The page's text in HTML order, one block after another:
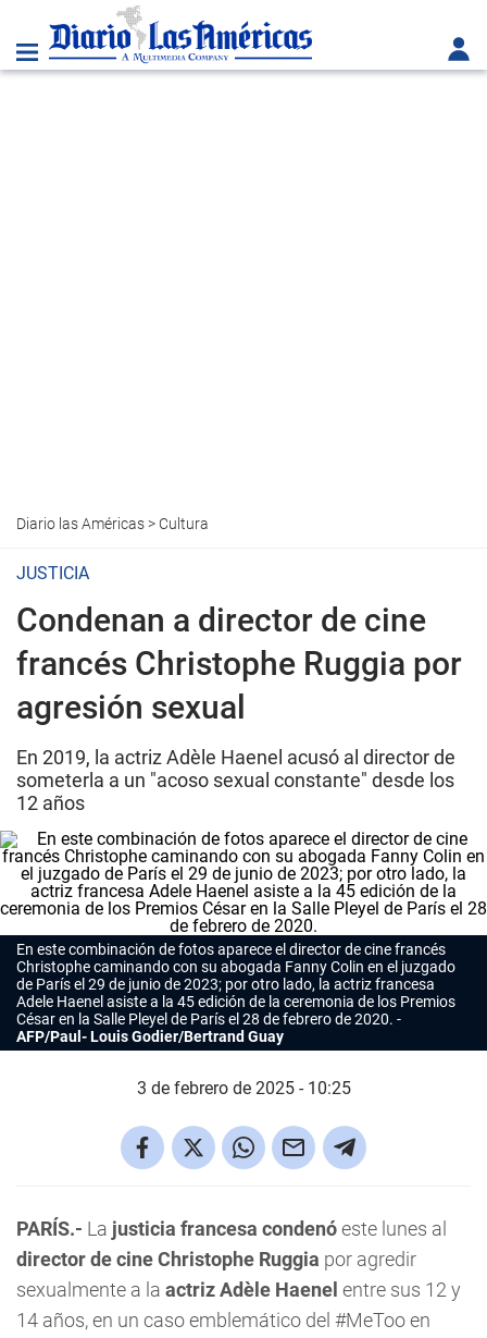
Diario las Américas> Cultura
JUSTICIA
Condenan a director de cine
francés Christophe Ruggia por
agresión sexual
En 2019, la actriz Adèle Haenel acusó al director de
someterla a un "acoso sexual constante" desde los
12 años
En este combinación de fotos aparece el director de cine francés
Christophe caminando con su abogada Fanny Colin en el juzgado
de París el 29 de junio de 2023; por otro lado, la actriz francesa
Adele Haenel asiste a la 45 edición de la ceremonia de los Premios
César en la Salle Pleyel de París el 28 de febrero de 2020.
AFP/Paul- Louis Godier/Bertrand Guay
3 de febrero de 2025 - 10:25
PARÍS.- La justicia francesa condenóeste lunes al
director de cine Christophe Ruggia por agredir
sexualmente a la actriz Adèle Haenel entre sus 12 y
14 años, en un caso emblemático del #MeToo en